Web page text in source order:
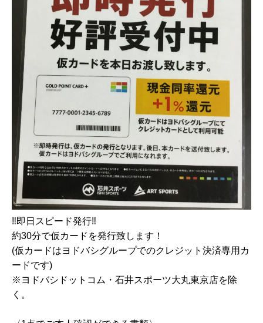
‼️即日スピード発行‼️
約30分で仮カードを発行致します！
(仮カードはヨドバシグループでのクレジット決済専用カ
ードです)
※ヨドバシドットコム・石井スポーツ大丸東京店を除
く。